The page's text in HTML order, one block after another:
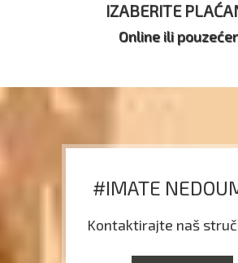
IZABERITE
Online ili
#IMATE
Kontaktirajte naš